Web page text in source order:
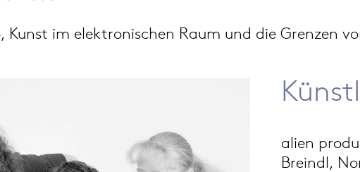
Kunst im elektronischen Raum und die Grenzen
alien
Breindl,